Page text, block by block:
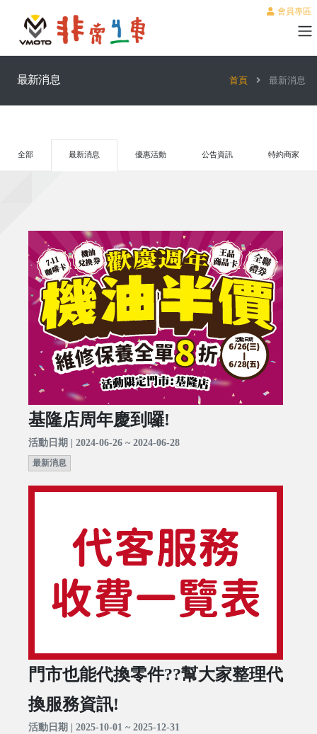
會員專區
最新消息 首頁 最新消息
全部 最新消息 優惠活動 公告資訊 特約商家
基隆店周年慶到囉!
活動日期 | 2024-06-26 ~ 2024-06-28
最新消息
門市也能代換零件??幫大家整理代
換服務資訊!
活動日期 | 2025-10-01 ~ 2025-12-31